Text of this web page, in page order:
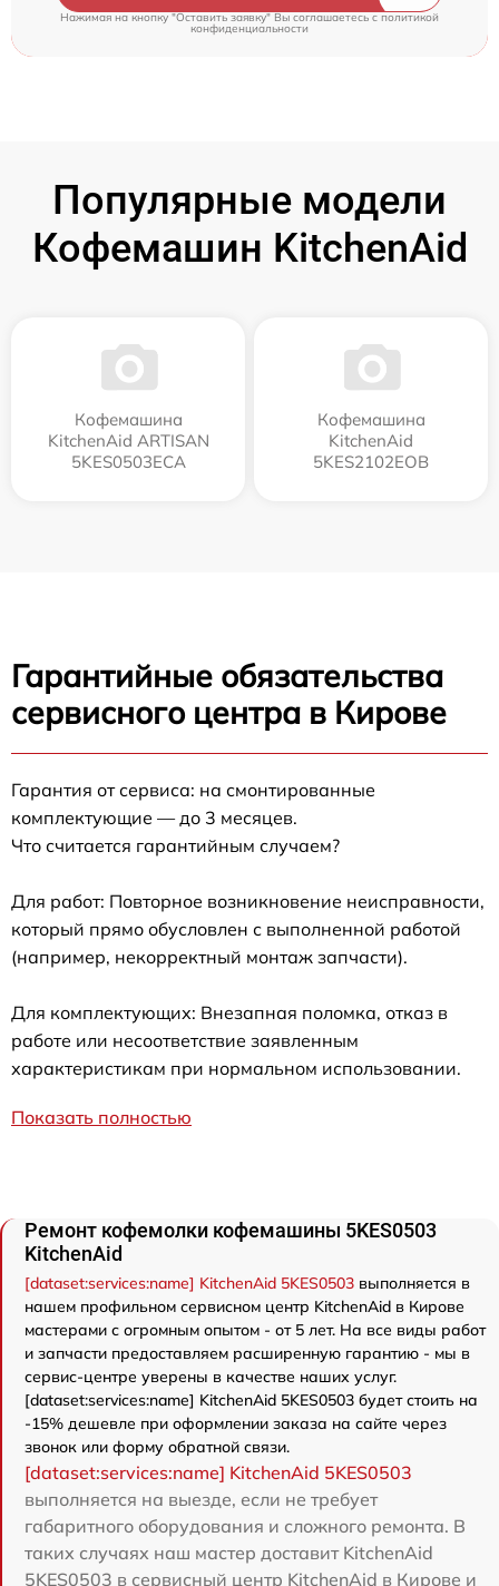
Нажимая на кнопку "Оставить заявку" Вы соглашаетесь cполитикой
конфиденциальности
Популярные модели
Кофемашин KitchenAid
Кофемашина
KitchenAid ARTISAN
5KES0503ECA
Кофемашина
KitchenAid
5KES2102EOB
Гарантийные обязательства
сервисного центра в Кирове
Гарантия от сервиса: на смонтированные
комплектующие — до 3 месяцев.
Что считается гарантийным случаем?
Для работ: Повторное возникновение неисправности,
который прямо обусловлен с выполненной работой
(например, некорректный монтаж запчасти).
Для комплектующих: Внезапная поломка, отказ в
работе или несоответствие заявленным
характеристикам при нормальном использовании.
Показать полностью
Ремонт кофемолки кофемашины 5KES0503
KitchenAid
[dataset:services:name] KitchenAid 5KES0503 выполняется в
нашем профильном сервисном центр KitchenAid в Кирове
мастерами с огромным опытом - от 5 лет. На все виды работ
и запчасти предоставляем расширенную гарантию - мы в
сервис-центре уверены в качестве наших услуг.
[dataset:services:name] KitchenAid 5KES0503 будет стоить на
-15% дешевле при оформлении заказа на сайте через
звонок или форму обратной связи.
[dataset:services:name] KitchenAid 5KES0503
выполняется на выезде, если не требует
габаритного оборудования и сложного ремонта. В
таких случаях наш мастер доставит KitchenAid
5KES0503 в сервисный центр KitchenAid в Кирове и